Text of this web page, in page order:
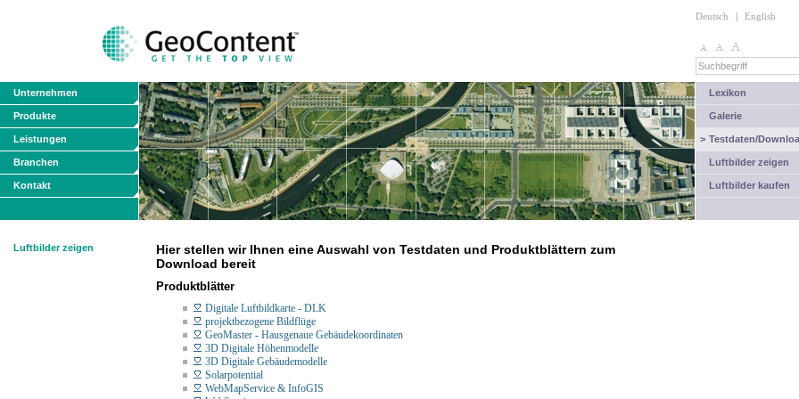
Deutsch | English
Unternehmen
Produkte
Leistungen
Branchen
Kontakt
Lexikon
Galerie
> Testdaten/
Luftbilder zeigen
Luftbilder kaufen
Luftbilder zeigen
Hier stellen wir Ihnen eine Auswahl von Testdaten und Produktblättern zum
Download bereit
Produktblätter
Digitale Luftbildkarte - DLK
projektbezogene Bildflüge
GeoMaster - Hausgenaue Gebäudekoordinaten
3D Digitale Höhenmodelle
3D Digitale Gebäudemodelle
Solarpotential
WebMapService & InfoGIS